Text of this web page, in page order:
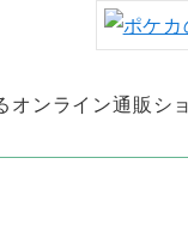
オンライン通販シ